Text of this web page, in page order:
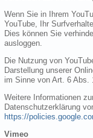
Wenn Sie in Ihrem
YouTube, Ihr
Dies können Sie
ausloggen.
Die Nutzung von
Darstellung unserer
im Sinne von Art. 6 Abs.
Weitere Informationen
Datenschutzerklärung
https://
Vimeo